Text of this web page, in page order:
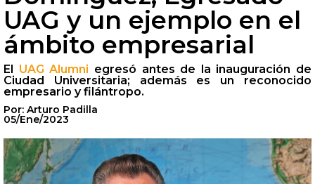
UAG y un ejemplo en el
ámbito empresarial
El UAG Alumni egresó antes de la inauguración de
Ciudad Universitaria; además es un reconocido
empresario y filántropo.
Por: Arturo Padilla
05/Ene/2023